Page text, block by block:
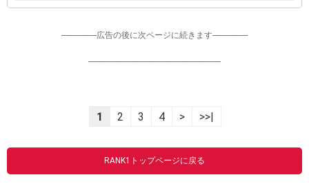
-----------------広告の後に次ページに続きます-----------------
----------------------------------------------------------------
1 2 3 4 > >>|
RANK1トップページに戻る